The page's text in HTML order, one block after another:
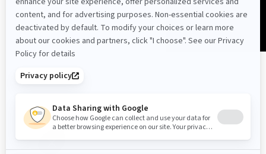
Datenschutzerklärung
Barrierefreiheit Cookie-Richtlinie
Impressum
Sitemap